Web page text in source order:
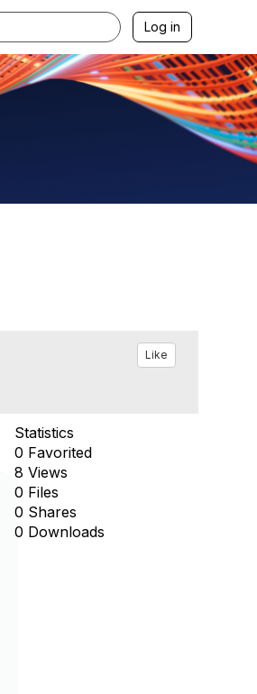
Log in
Like
Statistics
0 Favorited
8 Views
0 Files
0 Shares
0 Downloads